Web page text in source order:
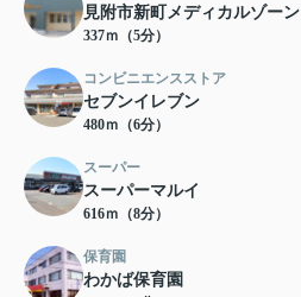
見附市新町メディカルゾーン
337ｍ（5分）
コンビニエンスストア
セブンイレブン
480ｍ（6分）
スーパー
スーパーマルイ
616ｍ（8分）
保育園
わかば保育園